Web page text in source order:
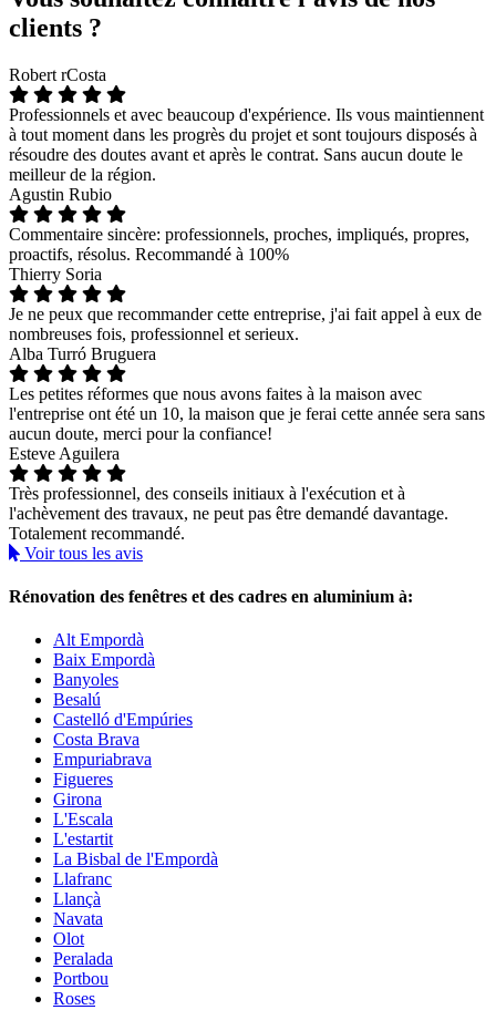
clients ?
Robert rCosta
Professionnels et avec beaucoup d'expérience. Ils vous maintiennent
à tout moment dans les progrès du projet et sont toujours disposés à
résoudre des doutes avant et après le contrat. Sans aucun doute le
meilleur de la région.
Agustin Rubio
Commentaire sincère: professionnels, proches, impliqués, propres,
proactifs, résolus. Recommandé à 100%
Thierry Soria
Je ne peux que recommander cette entreprise, j'ai fait appel à eux de
nombreuses fois, professionnel et serieux.
Alba Turró Bruguera
Les petites réformes que nous avons faites à la maison avec
l'entreprise ont été un 10, la maison que je ferai cette année sera sans
aucun doute, merci pour la confiance!
Esteve Aguilera
Très professionnel, des conseils initiaux à l'exécution et à
l'achèvement des travaux, ne peut pas être demandé davantage.
Totalement recommandé.
Voir tous les avis
Rénovation des fenêtres et des cadres en aluminium à:
Alt Empordà
Baix Empordà
Banyoles
Besalú
Castelló d'Empúries
Costa Brava
Empuriabrava
Figueres
Girona
L'Escala
L'estartit
La Bisbal de l'Empordà
Llafranc
Llançà
Navata
Olot
Peralada
Portbou
Roses